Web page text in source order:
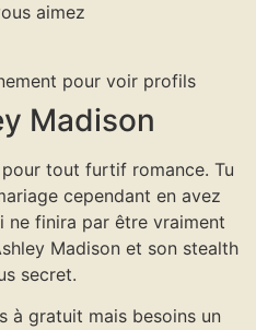
aimez
pour voir profils
Madison
tout furtif romance. Tu
cependant en avez
ne finira par être vraiment
Madison et son stealth
secret.
à gratuit mais besoins un